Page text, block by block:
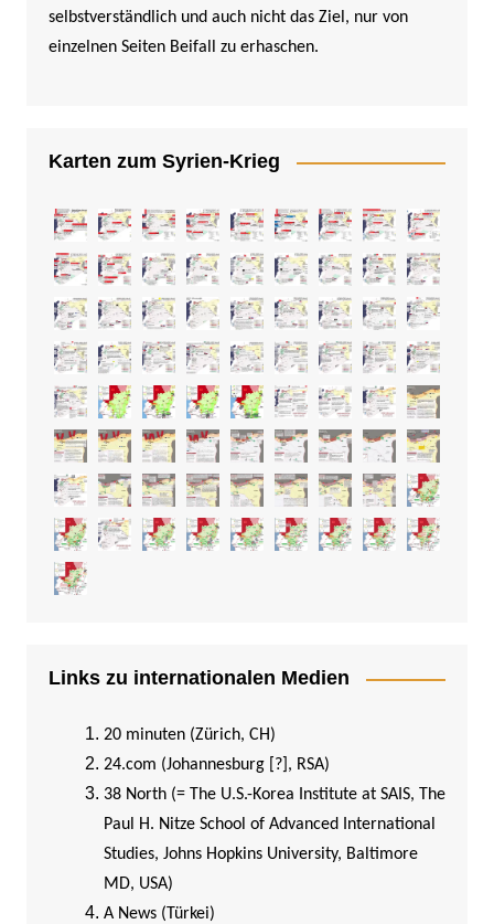
selbstverständlich und auch nicht das Ziel, nur von
einzelnen Seiten Beifall zu erhaschen.
Karten zum Syrien-Krieg
Links zu internationalen Medien
20 minuten (Zürich, CH)
24.com (Johannesburg [?], RSA)
38 North (= The U.S.-Korea Institute at SAIS, The
Paul H. Nitze School of Advanced International
Studies, Johns Hopkins University, Baltimore
MD, USA)
A News (Türkei)